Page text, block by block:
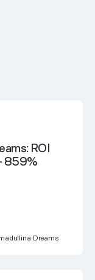
ROI
859%
Dreams